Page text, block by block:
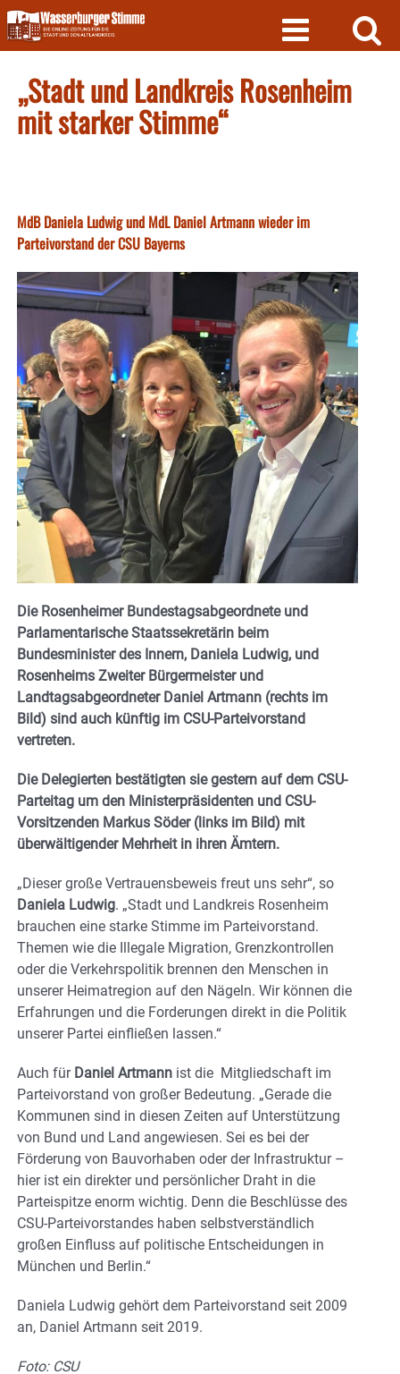
Skip
to
content
„Stadt und Landkreis Rosenheim
mit starker Stimme“
MdB Daniela Ludwig und MdL Daniel Artmann wieder im
Parteivorstand der CSU Bayerns
Die Rosenheimer Bundestagsabgeordnete und
Parlamentarische Staatssekretärin beim
Bundesminister des Innern, Daniela Ludwig, und
Rosenheims Zweiter Bürgermeister und
Landtagsabgeordneter Daniel Artmann (rechts im
Bild) sind auch künftig im CSU-Parteivorstand
vertreten.
Die Delegierten bestätigten sie gestern auf dem CSU-
Parteitag um den Ministerpräsidenten und CSU-
Vorsitzenden Markus Söder (links im Bild) mit
überwältigender Mehrheit in ihren Ämtern.
„Dieser große Vertrauensbeweis freut uns sehr“, so
Daniela Ludwig. „Stadt und Landkreis Rosenheim
brauchen eine starke Stimme im Parteivorstand.
Themen wie die Illegale Migration, Grenzkontrollen
oder die Verkehrspolitik brennen den Menschen in
unserer Heimatregion auf den Nägeln. Wir können die
Erfahrungen und die Forderungen direkt in die Politik
unserer Partei einfließen lassen.“
Auch für Daniel Artmann ist die Mitgliedschaft im
Parteivorstand von großer Bedeutung. „Gerade die
Kommunen sind in diesen Zeiten auf Unterstützung
von Bund und Land angewiesen. Sei es bei der
Förderung von Bauvorhaben oder der Infrastruktur –
hier ist ein direkter und persönlicher Draht in die
Parteispitze enorm wichtig. Denn die Beschlüsse des
CSU-Parteivorstandes haben selbstverständlich
großen Einfluss auf politische Entscheidungen in
München und Berlin.“
Daniela Ludwig gehört dem Parteivorstand seit 2009
an, Daniel Artmann seit 2019.
Foto: CSU